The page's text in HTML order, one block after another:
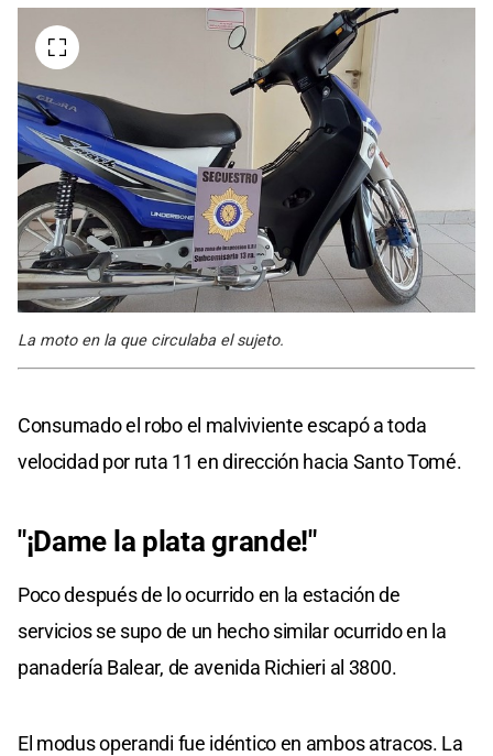
La moto en la que circulaba el sujeto.
Consumado el robo el malviviente escapó a toda
velocidad por ruta 11 en dirección hacia Santo Tomé.
"¡Dame la plata grande!"
Poco después de lo ocurrido en la estación de
servicios se supo de un hecho similar ocurrido en la
panadería Balear, de avenida Richieri al 3800.
El modus operandi fue idéntico en ambos atracos. La